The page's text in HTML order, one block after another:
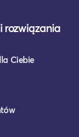
rozwiązania
Ciebie